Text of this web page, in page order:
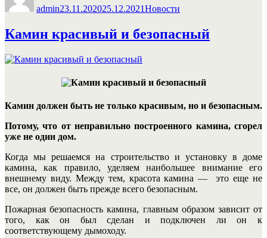
admin23.11.202025.12.2021Новости
Камин красивый и безопасный
Камин должен быть не только красивым, но и безопасным.
Потому, что от неправильно построенного камина, сгорел
уже не один дом.
Когда мы решаемся на строительство и установку в доме
камина, как правило, уделяем наибольшее внимание его
внешнему виду. Между тем, красота камина — это еще не
все, он должен быть прежде всего безопасным.
Пожарная безопасность камина, главным образом зависит от
того, как он был сделан и подключен ли он к
соответствующему дымоходу.